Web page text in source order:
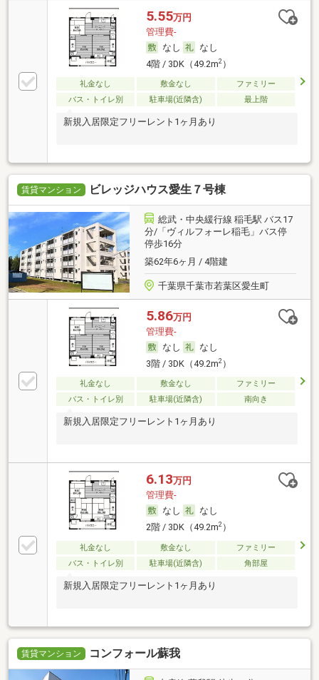
5.55万円
管理費-
なし
なし
4階 / 3DK（49.2m2）
礼金なし 敷金なし
ファミリー
バス・トイレ別
駐車場(近隣含) 最上階
新規入居限定フリーレント1ヶ月あり
賃貸マンション ビレッジハウス愛生７号棟
総武・中央緩行線 稲毛駅 バス17
分/「ヴィルフォーレ稲毛」バス停
停歩16分
築62年6ヶ月 / 4階建
千葉県千葉市若葉区愛生町
5.86万円
管理費-
なし
なし
3階 / 3DK（49.2m2）
礼金なし 敷金なし
ファミリー
バス・トイレ別
駐車場(近隣含) 南向き
新規入居限定フリーレント1ヶ月あり
6.13万円
管理費-
なし
なし
2階 / 3DK（49.2m2）
礼金なし 敷金なし
ファミリー
バス・トイレ別
駐車場(近隣含) 角部屋
新規入居限定フリーレント1ヶ月あり
賃貸マンション コンフォール蘇我